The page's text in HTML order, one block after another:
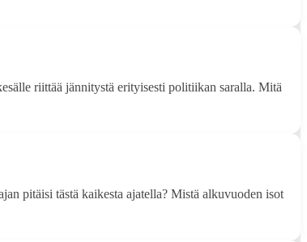
riittää jännitystä erityisesti politiikan saralla. Mitä
pitäisi tästä kaikesta ajatella? Mistä alkuvuoden isot